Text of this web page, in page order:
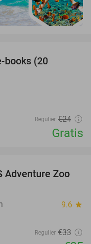
books (20
Regulier €24
Gratis
24%
Adventure Zoo
9.6 star
Regulier €33